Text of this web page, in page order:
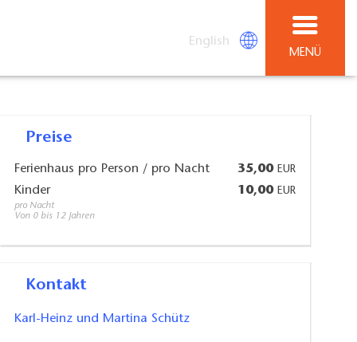
English
MENÜ
Preise
Ferienhaus pro Person / pro Nacht 35,00 EUR
Kinder 10,00 EUR
pro Nacht
Von 0 bis 12 Jahren
Kontakt
Karl-Heinz und Martina Schütz